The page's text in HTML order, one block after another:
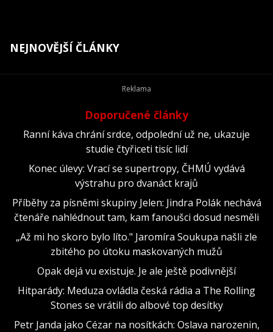
NEJNOVĚJŠÍ ČLÁNKY
Doporučené články
Ranní káva chrání srdce, odpolední už ne, ukazuje
studie čtyřiceti tisíc lidí
Konec úlevy: Vrací se supertropy, ČHMÚ vydává
výstrahu pro dvanáct krajů
Příběhy za písněmi skupiny Jelen: Jindra Polák nechává
čtenáře nahlédnout tam, kam fanoušci dosud nesměli
„Až mi ho skoro bylo líto." Jaromíra Soukupa našli zle
zbitého po útoku maskovaných mužů
Opak dejá vu existuje. Je ale ještě podivnější
Hitparády: Meduza ovládla česká rádia a The Rolling
Stones se vrátili do albové top desítky
Petr Janda jako Cézar na nosítkách: Oslava narozenin,